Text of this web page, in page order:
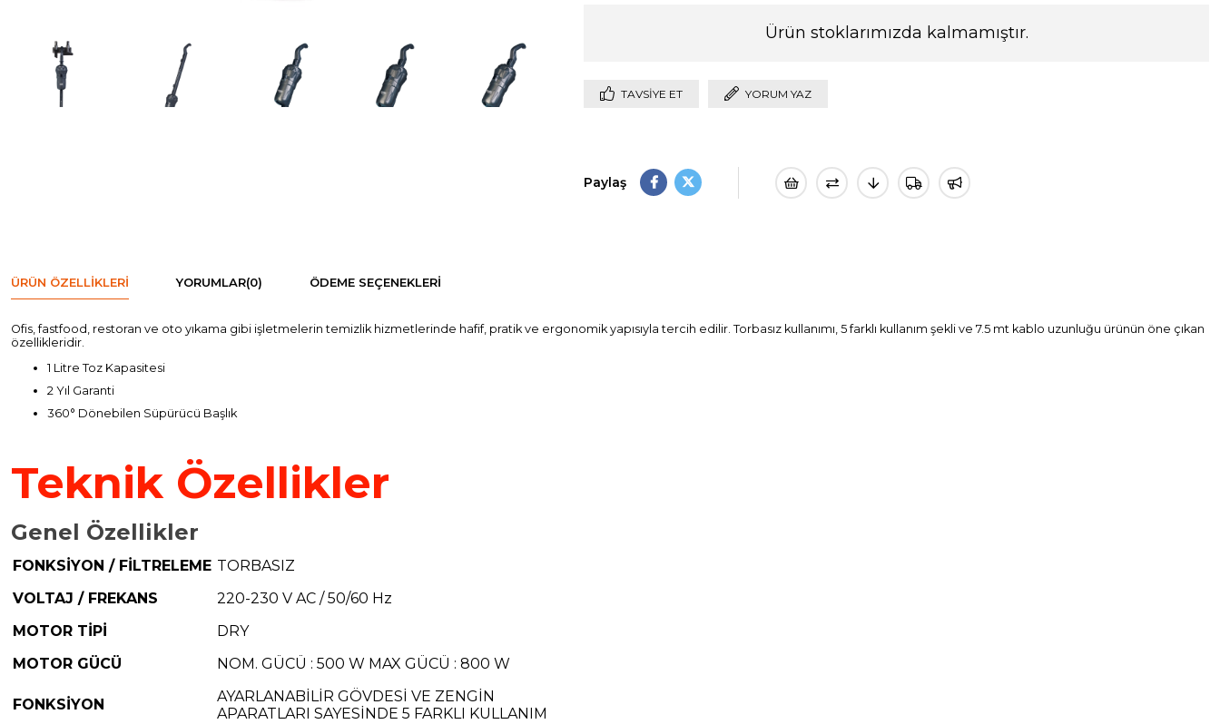
Ürün stoklarımızda kalmamıştır.
TAVSIYE ET YORUM YAZ
Paylaş
ÜRÜN ÖZELLIKLERI YORUMLAR(0) ÖDEME SEÇENEKLERI
Ofis, fastfood, restoran ve oto yıkama gibi işletmelerin temizlik hizmetlerinde hafif, pratik ve ergonomik yapısıyla tercih edilir. Torbasız kullanımı, 5 farklı kullanım şekli ve 7.5 mt kablo uzunluğu ürünün öne çıkan
özellikleridir.
1 Litre Toz Kapasitesi
2 Yıl Garanti
360° Dönebilen Süpürücü Başlık
Teknik Özellikler
Genel Özellikler
FONKSİYON / FİLTRELEME TORBASIZ
VOLTAJ / FREKANS
220-230 V AC / 50/60 Hz
MOTOR TİPİ
DRY
MOTOR GÜCÜ
NOM. GÜCÜ : 500 W MAX GÜCÜ : 800 W
FONKSİYON
AYARLANABİLİR GÖVDESİ VE ZENGİN
APARATLARI SAYESİNDE 5 FARKLI KULLANIM